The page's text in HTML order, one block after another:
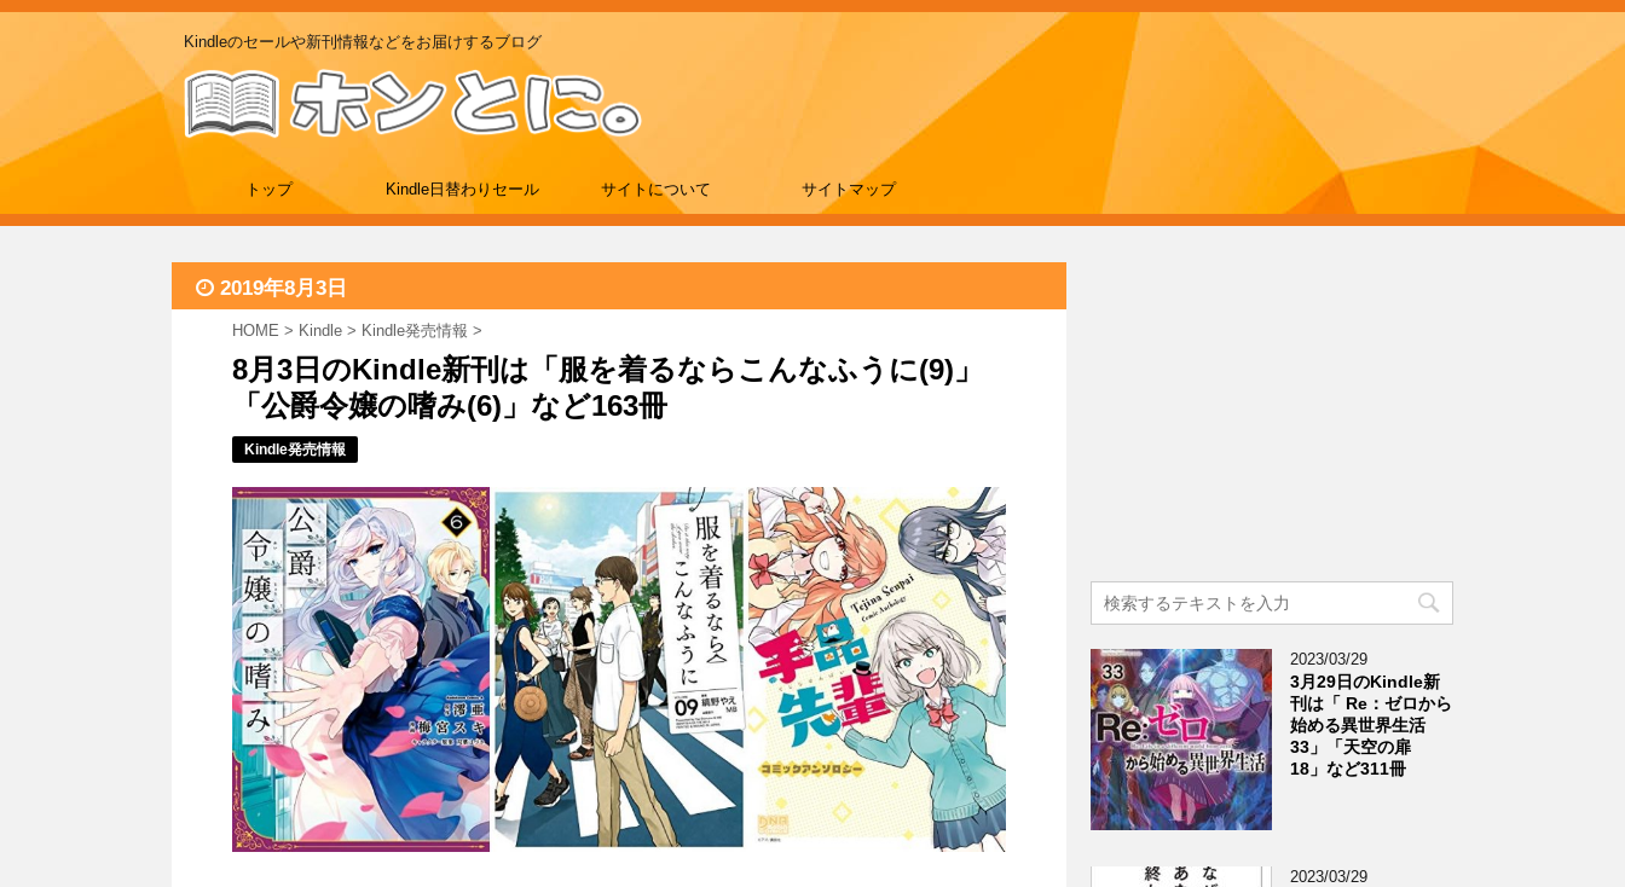
Kindleのセールや新刊情報などをお届けするブログ
トップ Kindle日替わりセール サイトについて サイトマップ
2019年8月3日
HOME > Kindle > Kindle発売情報 >
8月3日のKindle新刊は「服を着るならこんなふうに(9)」
「公爵令嬢の嗜み(6)」など163冊
Kindle発売情報
2023/03/29
3月29日のKindle新
刊は「 Re：ゼロから
始める異世界生活
33」「天空の扉
18」など311冊
2023/03/29